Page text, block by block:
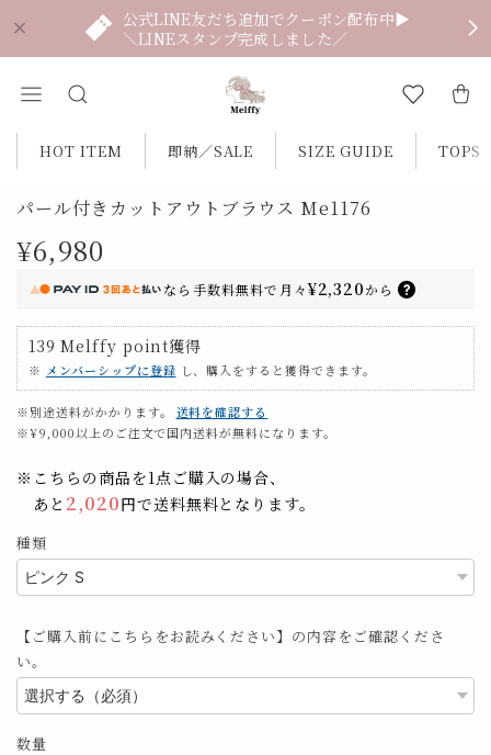
公式LINE友だち追加でクーポン配布中▶
＼LINEスタンプ完成しました／
HOT ITEM 即納／SALE SIZE GUIDE TOPS
パール付きカットアウトブラウス Me1176
¥6,980
なら 手数料無料で 月々¥2,320から
139 Melffy point獲得
※ メンバーシップに登録 し、購入をすると獲得できます。
※別途送料がかかります。
送料を確認する
※¥9,000以上のご注文で国内送料が無料になります。
※こちらの商品を1点ご購入の場合、
あと 2,020円で送料無料となります。
種類
【ご購入前にこちらをお読みください】の内容をご確認くださ
い。
数量